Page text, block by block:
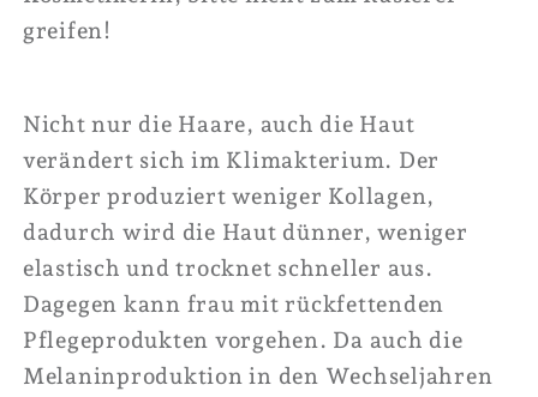
greifen!
Nicht nur die Haare, auch die Haut
verändert sich im Klimakterium. Der
Körper produziert weniger Kollagen,
dadurch wird die Haut dünner, weniger
elastisch und trocknet schneller aus.
Dagegen kann frau mit rückfettenden
Pflegeprodukten vorgehen. Da auch die
Melaninproduktion in den Wechseljahren